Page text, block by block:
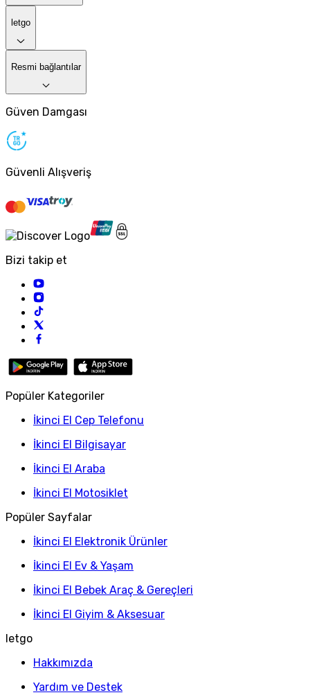
letgo
Resmi bağlantılar
Güven Damgası
Güvenli Alışveriş
Bizi takip et
Popüler Kategoriler
İkinci El Cep Telefonu
İkinci El Bilgisayar
İkinci El Araba
İkinci El Motosiklet
Popüler Sayfalar
İkinci El Elektronik Ürünler
İkinci El Ev & Yaşam
İkinci El Bebek Araç & Gereçleri
İkinci El Giyim & Aksesuar
letgo
Hakkımızda
Yardım ve Destek